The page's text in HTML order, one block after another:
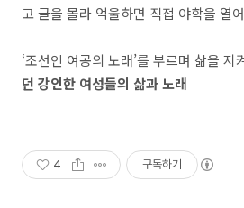
고 글을 몰라 억울하면 직접 야학을 열
‘조선인 여공의 노래’를 부르며 삶을 지
던 강인한 여성들의 삶과 노래
4 구독하기